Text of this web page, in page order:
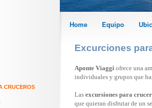
Home Equipo
Excurciones
Aponte Viaggi ofrece una
individuales y grupos que
Las excursiones para
que quieran disfrutar de un
CRUCEROS